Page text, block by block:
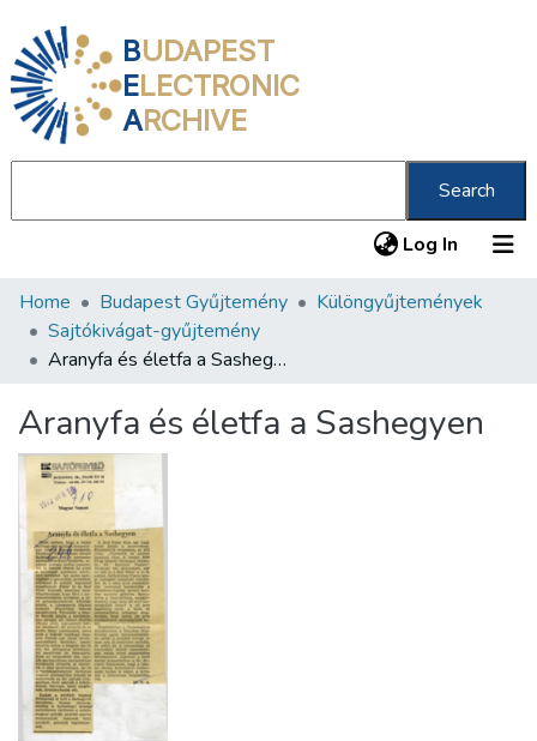
BUDAPEST
ELECTRONIC
ARCHIVE
Search
Log In (current)
Communities & Collections
All of DSpace
About us
Home Budapest Gyűjtemény
Különgyűjtemények
Sajtókivágat-gyűjtemény
Aranyfa és életfa a Sashegyen
Aranyfa és életfa a Sashegyen